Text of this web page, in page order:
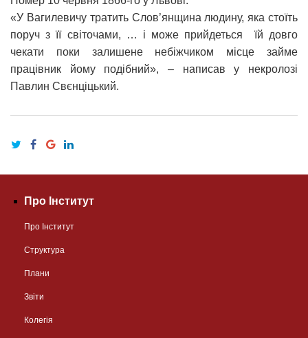
«У Вагилевичу тратить Слов’янщина людину, яка стоїть
поруч з її світочами, … і може прийдеться їй довго
чекати поки залишене небіжчиком місце займе
працівник йому подібний», – написав у некролозі
Павлин Свєнціцький.
Про Інститут
Про Інститут
Структура
Плани
Звіти
Колегія